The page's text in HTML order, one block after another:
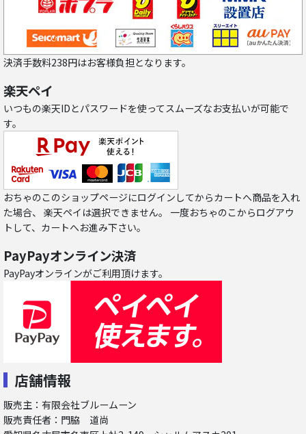
決済手数料238円はお客様負担となります。
楽天ペイ
いつもの楽天IDとパスワードを使ってスムーズなお支払いが可能で
す。
おちゃのこのショップページにログインしてからカートへ商品を入れ
た場合、 楽天ペイは選択できません。 一度おちゃのこからログアウ
トして、カートへお進み下さい。
PayPayオンライン決済
PayPayオンラインがご利用頂けます。
店舗情報
販売主：有限会社ブルームーン
販売責任者：門脇 道尚